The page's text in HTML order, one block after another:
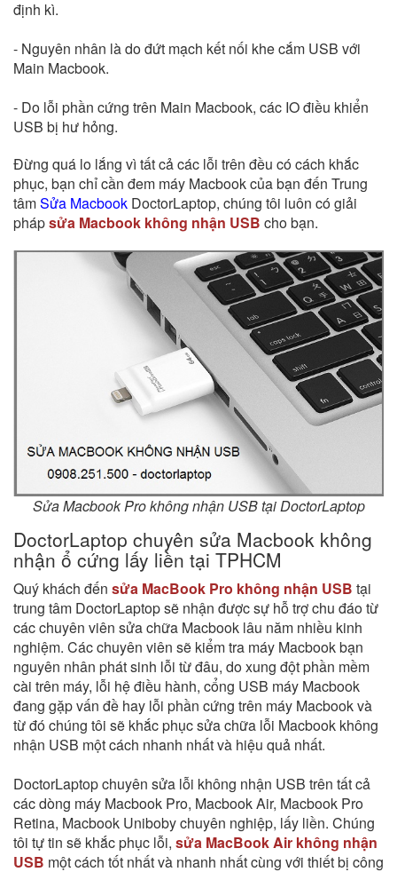
định kì.
- Nguyên nhân là do đứt mạch kết nối khe cắm USB với
Main Macbook.
- Do lỗi phần cứng trên Main Macbook, các IO điều khiển
USB bị hư hỏng.
Đừng quá lo lắng vì tất cả các lỗi trên đều có cách khắc
phục, bạn chỉ cần đem máy Macbook của bạn đến Trung
tâmSửa Macbook DoctorLaptop, chúng tôi luôn có giải
phápsửa Macbook không nhận USB cho bạn.
Sửa Macbook Pro không nhận USB tại DoctorLaptop
DoctorLaptop chuyên sửa Macbook không
nhận ổ cứng lấy liền tại TPHCM
Quý khách đến sửa MacBook Pro không nhận USB tại
trung tâm DoctorLaptop sẽ nhận được sự hỗ trợ chu đáo từ
các chuyên viên sửa chữa Macbook lâu năm nhiều kinh
nghiệm. Các chuyên viên sẽ kiểm tra máy Macbook bạn
nguyên nhân phát sinh lỗi từ đâu, do xung đột phần mềm
cài trên máy, lỗi hệ điều hành, cổng USB máy Macbook
đang gặp vấn đề hay lỗi phần cứng trên máy Macbook và
từ đó chúng tôi sẽ khắc phục sửa chữa lỗi Macbook không
nhận USB một cách nhanh nhất và hiệu quả nhất.
DoctorLaptop chuyên sửa lỗi không nhận USB trên tất cả
các dòng máy Macbook Pro, Macbook Air, Macbook Pro
Retina, Macbook Uniboby chuyên nghiệp, lấy liền. Chúng
tôi tự tin sẽ khắc phục lỗi, sửa MacBook Air không nhận
USB một cách tốt nhất và nhanh nhất cùng với thiết bị công